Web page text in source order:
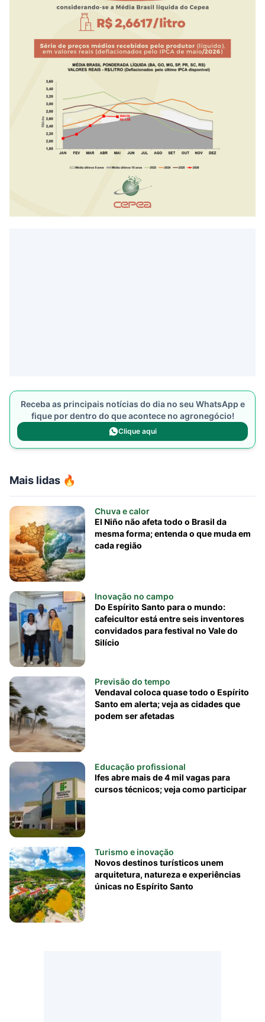
Mais lidas 🔥
Chuva e calor
El Niño não afeta todo o Brasil da
mesma forma; entenda o que muda em
cada região
Inovação no campo
Do Espírito Santo para o mundo:
cafeicultor está entre seis inventores
convidados para festival no Vale do
Silício
Previsão do tempo
Vendaval coloca quase todo o Espírito
Santo em alerta; veja as cidades que
podem ser afetadas
Educação profissional
Ifes abre mais de 4 mil vagas para
cursos técnicos; veja como participar
Turismo e inovação
Novos destinos turísticos unem
arquitetura, natureza e experiências
únicas no Espírito Santo
Receba as principais notícias do dia no seu WhatsApp e
fique por dentro do que acontece no agronegócio!
Clique aqui